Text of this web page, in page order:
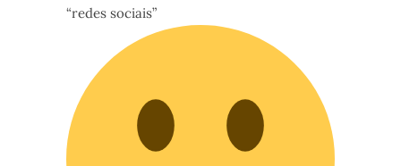
“redes sociais”